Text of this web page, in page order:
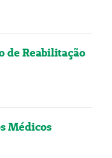
de Reabilitação
Médicos